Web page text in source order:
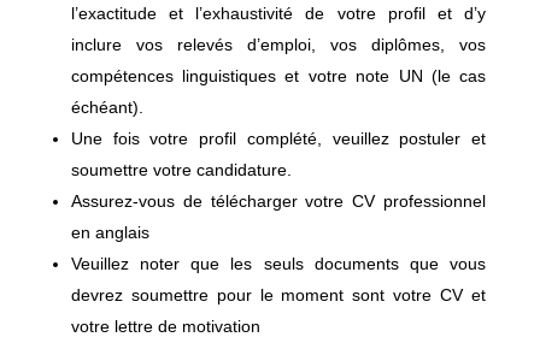
l’exactitude et l’exhaustivité de votre profil et d’y
inclure vos relevés d’emploi, vos diplômes, vos
compétences linguistiques et votre note UN (le cas
échéant).
Une fois votre profil complété, veuillez postuler et
soumettre votre candidature.
Assurez-vous de télécharger votre CV professionnel
en anglais
Veuillez noter que les seuls documents que vous
devrez soumettre pour le moment sont votre CV et
votre lettre de motivation